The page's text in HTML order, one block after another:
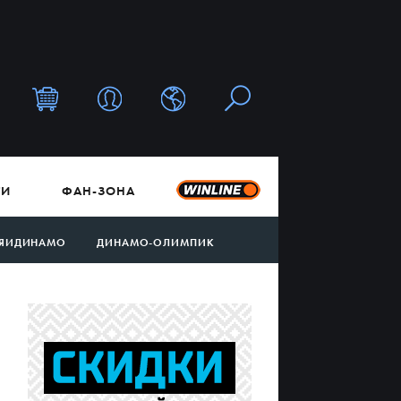
ФАН-ЗОНА
ДИНАМО-ОЛИМПИК